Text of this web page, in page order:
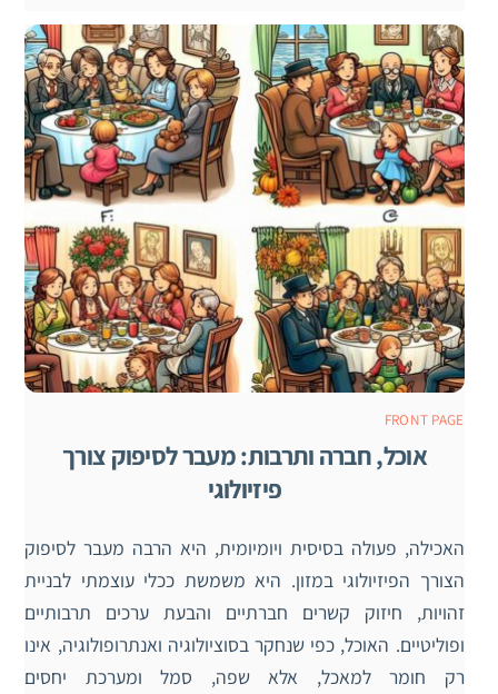
FRONT PAGE
אוכל, חברה ותרבות: מעבר לסיפוק צורך
פיזיולוגי
האכילה, פעולה בסיסית ויומיומית, היא הרבה מעבר לסיפוק
הצורך הפיזיולוגי במזון. היא משמשת ככלי עוצמתי לבניית
זהויות, חיזוק קשרים חברתיים והבעת ערכים תרבותיים
ופוליטיים. האוכל, כפי שנחקר בסוציולוגיה ואנתרופולוגיה, אינו
רק חומר למאכל, אלא שפה, סמל ומערכת יחסים